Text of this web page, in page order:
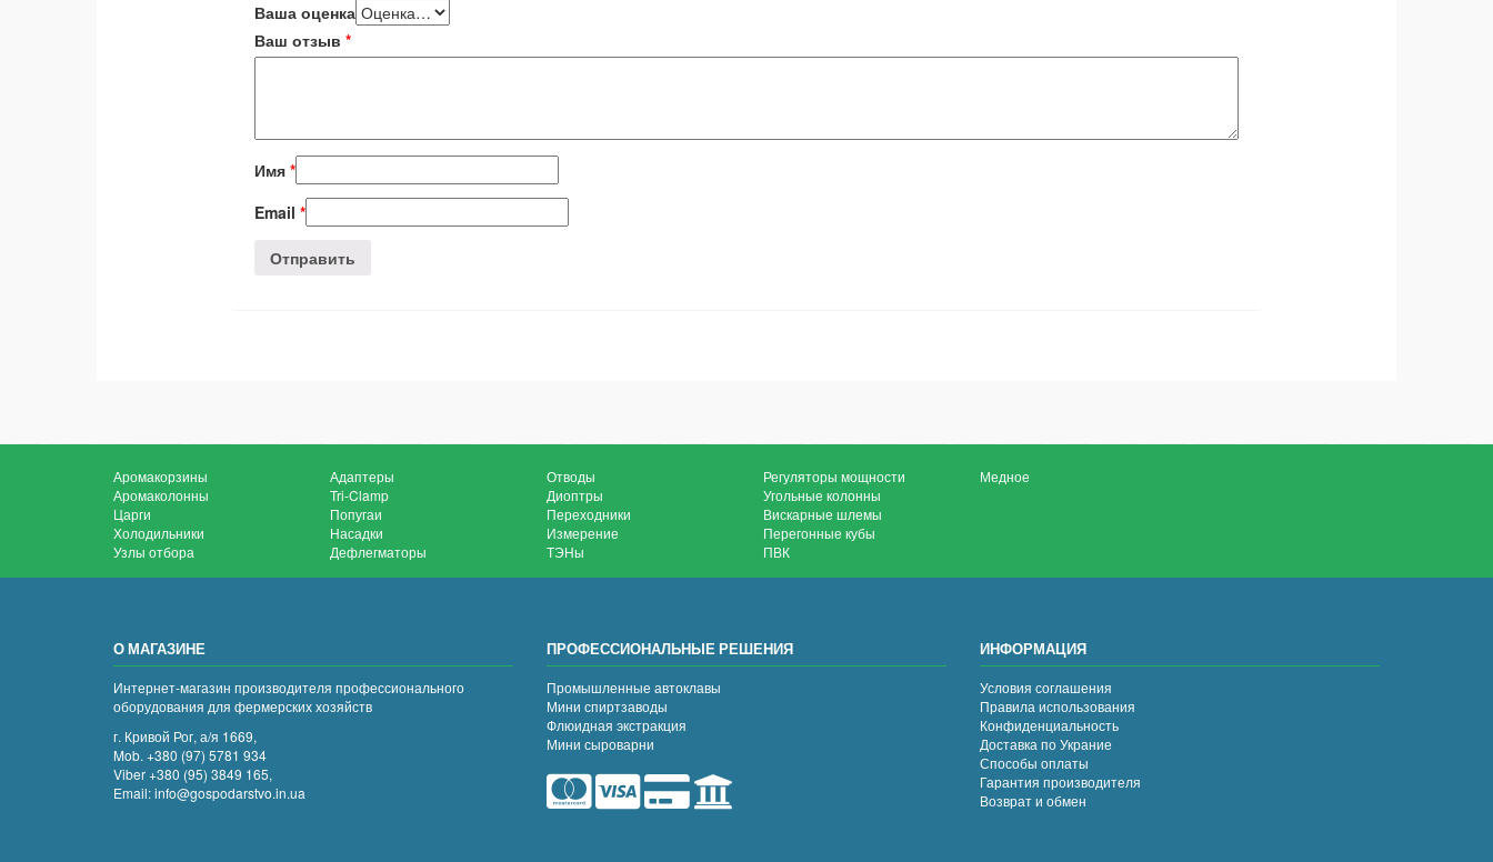
Ваша оценка
Ваш отзыв *
Имя *
Email *
Аромакорзины
Аромаколонны
Царги
Холодильники
Узлы отбора
Адаптеры
Tri-Clamp
Попугаи
Насадки
Дефлегматоры
Отводы
Диоптры
Переходники
Измерение
ТЭНы
Регуляторы мощности
Угольные колонны
Вискарные шлемы
Перегонные кубы
ПВК
Медное
О МАГАЗИНЕ
Интернет-магазин производителя профессионального
оборудования для фермерских хозяйств
г. Кривой Рог, а/я 1669,
Mob. +380 (97) 5781 934
Viber +380 (95) 3849 165,
Email: info@gospodarstvo.in.ua
ПРОФЕССИОНАЛЬНЫЕ РЕШЕНИЯ
Промышленные автоклавы
Мини спиртзаводы
Флюидная экстракция
Мини сыроварни
ИНФОРМАЦИЯ
Условия соглашения
Правила использования
Конфиденциальность
Доставка по Украние
Способы оплаты
Гарантия производителя
Возврат и обмен